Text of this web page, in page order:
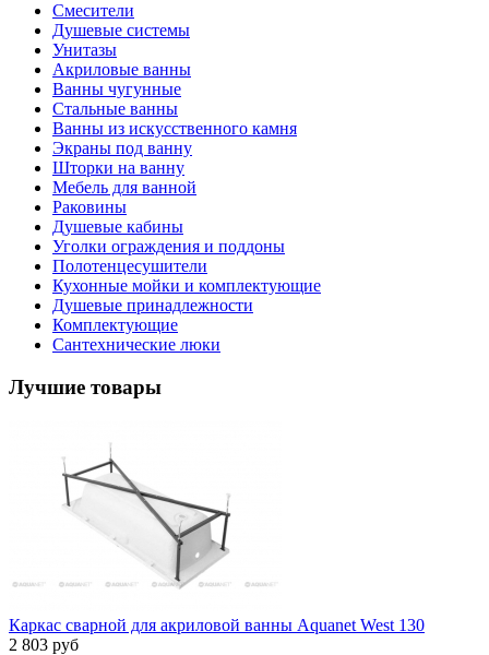
Смесители
Душевые системы
Унитазы
Акриловые ванны
Ванны чугунные
Стальные ванны
Ванны из искусственного камня
Экраны под ванну
Шторки на ванну
Мебель для ванной
Раковины
Душевые кабины
Уголки ограждения и поддоны
Полотенцесушители
Кухонные мойки и комплектующие
Душевые принадлежности
Комплектующие
Сантехнические люки
Лучшие товары
Каркас сварной для акриловой ванны Aquanet West 130
2 803 руб